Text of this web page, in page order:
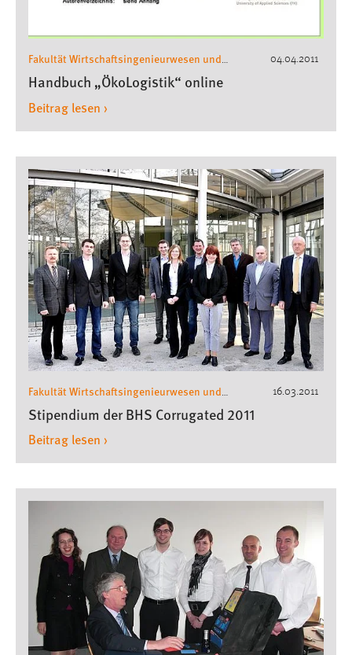
04.04.2011
Fakultät Wirtschaftsingenieurwesen und
Gesundheit
Wirtschaftsingenieurwesen
Handbuch „ÖkoLogistik“ online
Beitrag lesen ›
16.03.2011
Fakultät Wirtschaftsingenieurwesen und
Gesundheit
Wirtschaftsingenieurwesen
Stipendium der BHS Corrugated 2011
Beitrag lesen ›